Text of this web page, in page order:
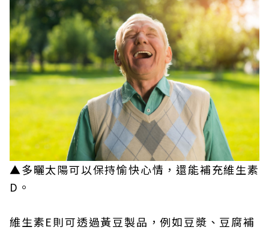
▲多曬太陽可以保持愉快心情，還能補充維生素
D。
維生素E則可透過黃豆製品，例如豆漿、豆腐補